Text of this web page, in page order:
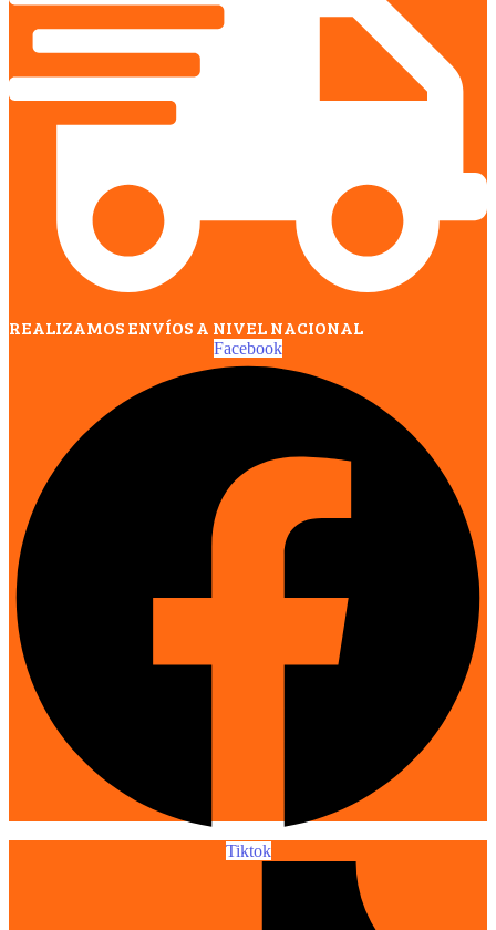
REALIZAMOS ENVÍOS A NIVEL NACIONAL
Facebook
Tiktok